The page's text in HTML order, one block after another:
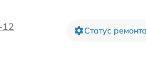
12 Статус ремонта